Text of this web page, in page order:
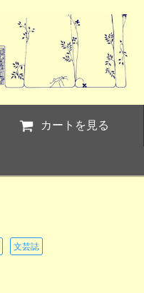
カートを見る
文芸誌